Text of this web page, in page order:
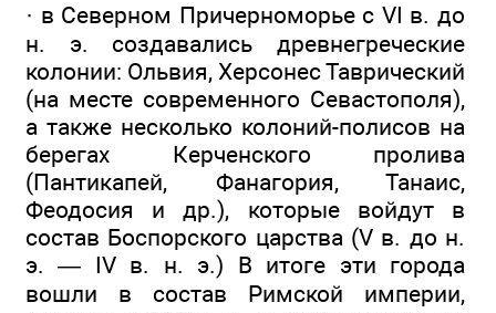
· в Северном Причерноморье с VI в. до
н. э. создавались древнегреческие
колонии: Ольвия, Херсонес Таврический
(на месте современного Севастополя),
а также несколько колоний-полисов на
берегах Керченского пролива
(Пантикапей, Фанагория, Танаис,
Феодосия и др.), которые войдут в
состав Боспорского царства (V в. до н.
э. — IV в. н. э.) В итоге эти города
вошли в состав Римской империи,